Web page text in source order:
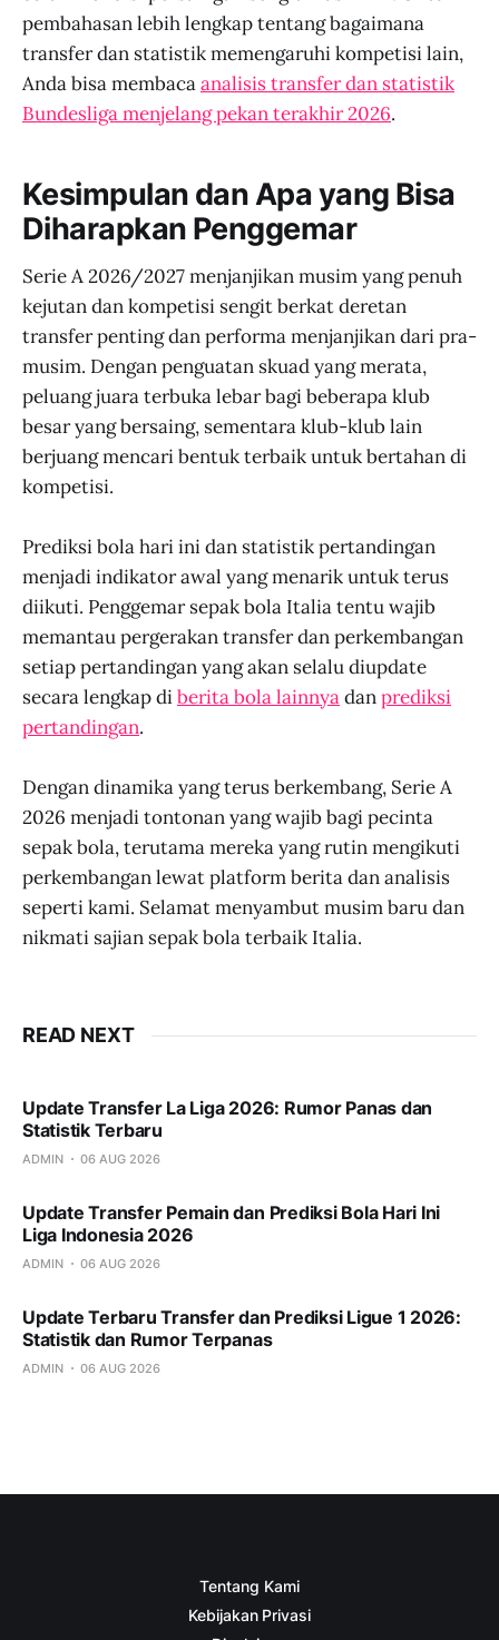
pembahasan lebih lengkap tentang bagaimana
transfer dan statistik memengaruhi kompetisi lain,
Anda bisa membacaanalisis transfer dan statistik
Bundesliga menjelang pekan terakhir 2026.
Kesimpulan dan Apa yang Bisa
Diharapkan Penggemar
Serie A 2026/2027 menjanjikan musim yang penuh
kejutan dan kompetisi sengit berkat deretan
transfer penting dan performa menjanjikan dari pra-
musim. Dengan penguatan skuad yang merata,
peluang juara terbuka lebar bagi beberapa klub
besar yang bersaing, sementara klub-klub lain
berjuang mencari bentuk terbaik untuk bertahan di
kompetisi.
Prediksi bola hari ini dan statistik pertandingan
menjadi indikator awal yang menarik untuk terus
diikuti. Penggemar sepak bola Italia tentu wajib
memantau pergerakan transfer dan perkembangan
setiap pertandingan yang akan selalu diupdate
secara lengkap diberita bola lainnyadanprediksi
pertandingan.
Dengan dinamika yang terus berkembang, Serie A
2026 menjadi tontonan yang wajib bagi pecinta
sepak bola, terutama mereka yang rutin mengikuti
perkembangan lewat platform berita dan analisis
seperti kami. Selamat menyambut musim baru dan
nikmati sajian sepak bola terbaik Italia.
READ NEXT
Update Transfer La Liga 2026: Rumor Panas dan
Statistik Terbaru
ADMIN 06 AUG 2026
Update Transfer Pemain dan Prediksi Bola Hari Ini
Liga Indonesia 2026
ADMIN 06 AUG 2026
Update Terbaru Transfer dan Prediksi Ligue 1 2026:
Statistik dan Rumor Terpanas
ADMIN 06 AUG 2026
Tentang Kami
Kebijakan Privasi